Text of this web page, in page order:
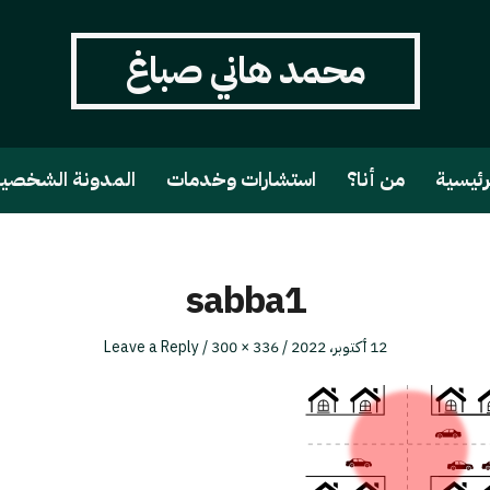
محمد هاني صباغ
من أنا؟ استشارات وخدمات المدونة
sabba1
Posted
12 أكتوبر، 2022
Full
336 × 300
Leave a Reply